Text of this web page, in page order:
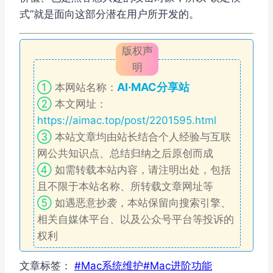
式”就是面向这部分潜在用户所开发的。
版权声
明
① 本网站名称： AI·MAC分享站
② 本文网址：
https://aimac.top/post/2201595.html
③ 本站文章均由站长结合个人经验与互联
网公共知识点、总结归纳之后原创而成
④ 如需转载本站内容，请注明出处，包括
且不限于本站名称、所转载文章网址等
⑤ 如遇恶意抄袭，本站保留向搜索引擎、
相关自媒体平台、以及公众号平台等投诉的
权利
文章标签： #Mac系统维护#Mac进阶功能